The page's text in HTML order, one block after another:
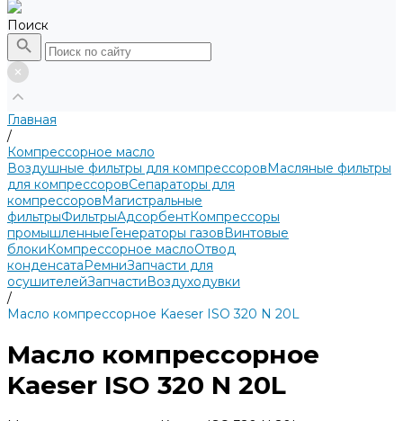
Поиск
Главная
/
Компрессорное масло
Воздушные фильтры для компрессоровМасляные фильтры
для компрессоровСепараторы для
компрессоровМагистральные
фильтрыФильтрыАдсорбентКомпрессоры
промышленныеГенераторы газовВинтовые
блокиКомпрессорное маслоОтвод
конденсатаРемниЗапчасти для
осушителейЗапчастиВоздуходувки
/
Масло компрессорное Kaeser ISO 320 N 20L
Масло компрессорное
Kaeser ISO 320 N 20L